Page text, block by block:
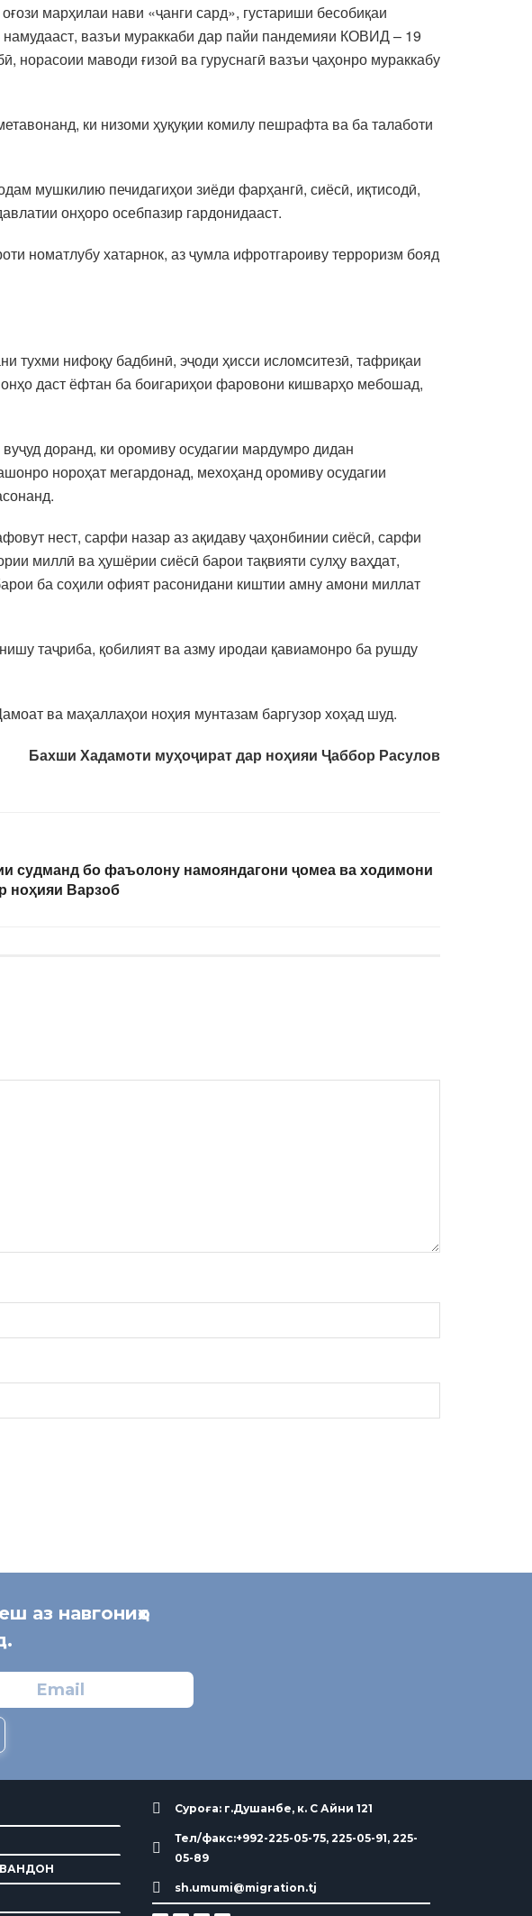
марҳилаи нави «ҷанги сард», густариши бесобиқаи
намудааст, вазъи мураккаби дар пайи пандемияи КОВИД – 19
норасоии маводи ғизоӣ ва гуруснагӣ вазъи ҷаҳонро мураккабу
ки низоми ҳуқуқии комилу пешрафта ва ба талаботи
мушкилию печидагиҳои зиёди фарҳангӣ, сиёсӣ, иқтисодӣ,
онҳоро осебпазир гардонидааст.
номатлубу хатарнок, аз ҷумла ифротгароиву терроризм бояд
нифоқу бадбинӣ, эҷоди ҳисси исломситезӣ, тафриқаи
даст ёфтан ба боигариҳои фаровони кишварҳо мебошад,
доранд, ки оромиву осудагии мардумро дидан
нороҳат мегардонад, мехоҳанд оромиву осудагии
нест, сарфи назар аз ақидаву ҷаҳонбинии сиёсӣ, сарфи
миллӣ ва ҳушёрии сиёсӣ барои тақвияти сулҳу ваҳдат,
ба соҳили офият расонидани киштии амну амони миллат
таҷриба, қобилият ва азму иродаи қавиамонро ба рушду
ва маҳаллаҳои ноҳия мунтазам баргузор хоҳад шуд.
Бахши Хадамоти муҳоҷират дар ноҳияи Ҷаббор Расулов
судманд бо фаъолону намояндагони ҷомеа ва ходимони
ноҳияи Варзоб
аз навгониҳо
Суроға: г.Душанбе, к. С Айни 121
Тел/факс:+992-225-05-75, 225-05-91, 225-
05-89
sh.umumi@migration.tj